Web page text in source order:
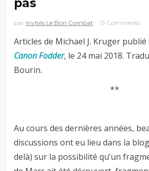
pas
par Invités Le Bon Combat 0 Comments
Articles de Michael J. Kruger
Canon Fodder, le 24 mai 2018.
Bourin.
**
Au cours des dernières années,
discussions ont eu lieu dans la
delà) sur la possibilité qu’un